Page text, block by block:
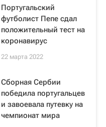
Португальский
футболист Пепе сдал
положительный тест на
коронавирус
22 марта 2022
Сборная Сербии
победила португальцев
и завоевала путевку на
чемпионат мира